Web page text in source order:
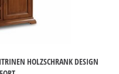
HOLZSCHRANK DESIGN